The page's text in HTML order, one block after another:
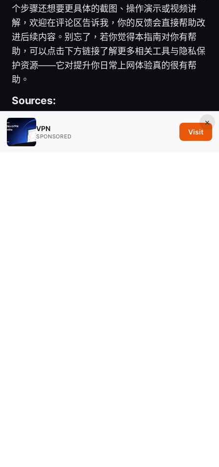
个步骤还想要更具体的截图、操作演示或视频讲
解，欢迎在评论区告诉我，你的反馈会直接帮助改
进后续内容。别忘了，若你觉得本指南对你有帮
助，可以点击下方链接了解更多相关工具与隐私保
护资源——它对提升你日常上网体验真的很有帮
助。
Sources:
流行的翻墙app有哪些 鸿蒙系统：鸿蒙设备上的
VPN排行榜、隐私保护与安装指南
×
VPN
SPONSORED
Visit